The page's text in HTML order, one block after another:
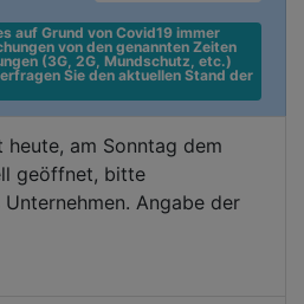
auf Grund von Covid19 immer
von den genannten Zeiten
(3G, 2G, Mundschutz, etc.)
Sie den aktuellen Stand der
heute, am Sonntag dem
geöffnet, bitte
Angabe der